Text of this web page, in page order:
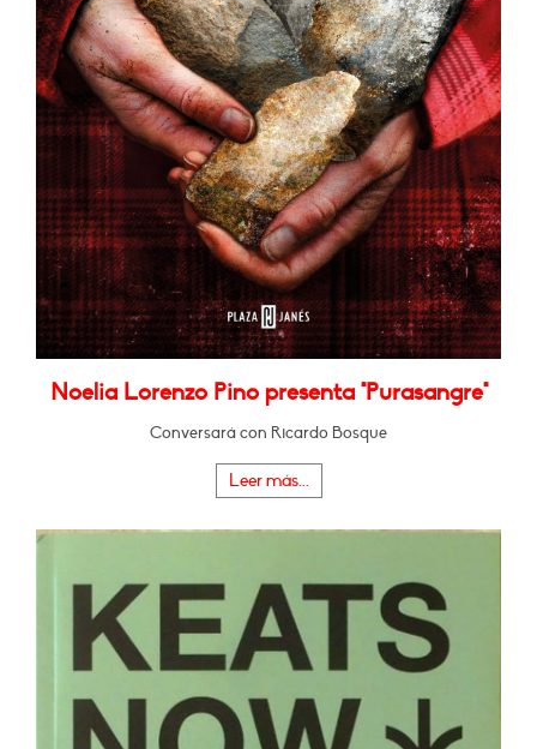
Noelia Lorenzo Pino presenta "Purasangre"
Conversará con Ricardo Bosque
Leer más...